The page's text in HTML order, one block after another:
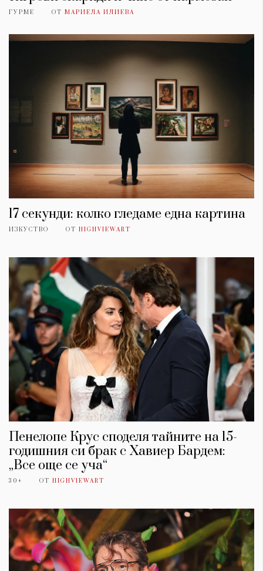
ГУРМЕ ОТ МАРИЕЛА ИЛИЕВА
17 секунди: колко гледаме една картина
ИЗКУСТВО ОТ HIGHVIEWART
Пенелопе Крус споделя тайните на 15-
годишния си брак с Хавиер Бардем:
„Все още се уча“
30+ ОТ HIGHVIEWART